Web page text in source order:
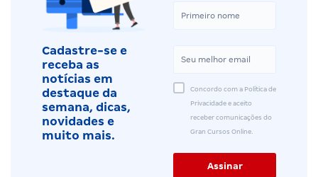
Cadastre-se e
receba as
notícias em
destaque da
semana, dicas,
novidades e
muito mais.
Concordo com a Política de
Privacidade e aceito
receber comunicações do
Gran Cursos Online.